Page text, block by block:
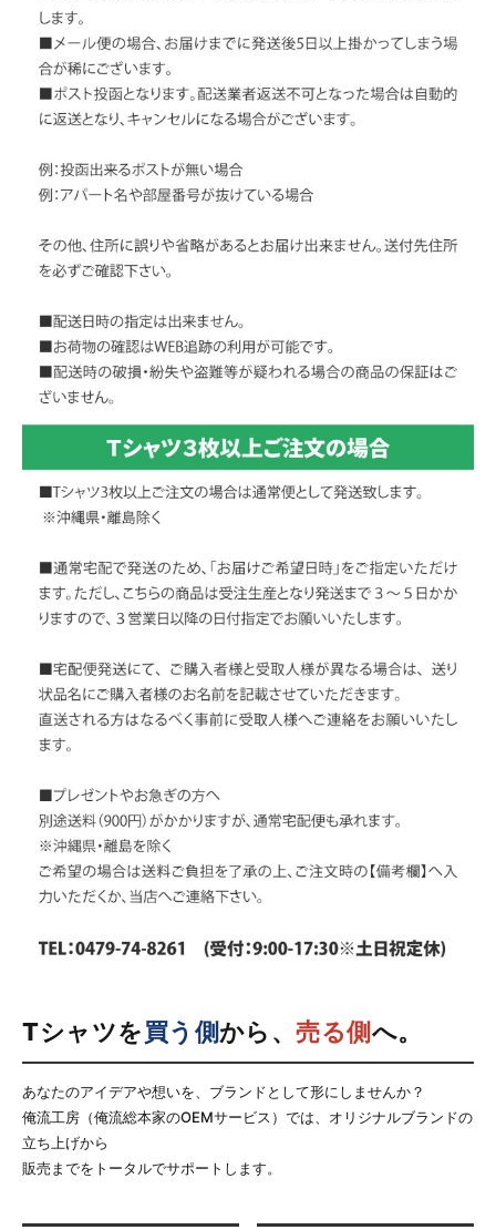
Tシャツを買う側から、売る側へ。
あなたのアイデアや想いを、ブランドとして形にしませんか？
俺流工房（俺流総本家のOEMサービス）では、オリジナルブランドの
立ち上げから
販売までをトータルでサポートします。